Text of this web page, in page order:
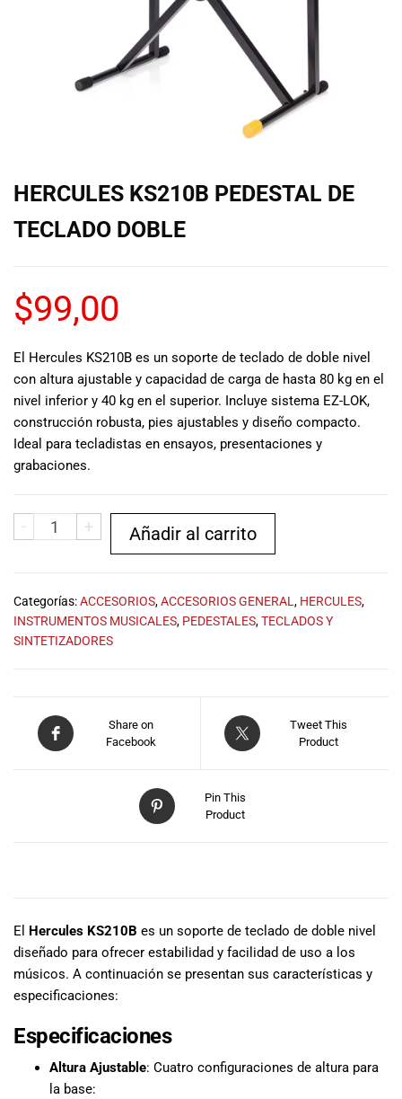
marcas del
mercado,
desde
guitarras, bajos
amplificadores,
También
contamos con
una selección
para satisfacer
todas las
necesidades
musicales.
Nuestro equipo
de expertos en
ayudarte a
encontrar el
instrumento o
audio
adecuado para
ofrecemos
promociones
especiales
o haz tu
compra en
línea a través
recibe tu
comodidad de
HERCULES KS210B PEDESTAL DE
TECLADO DOBLE
$99,00
El Hercules KS210B es un soporte de teclado de doble nivel
con altura ajustable y capacidad de carga de hasta 80 kg en el
nivel inferior y 40 kg en el superior. Incluye sistema EZ-LOK,
construcción robusta, pies ajustables y diseño compacto.
Ideal para tecladistas en ensayos, presentaciones y
grabaciones.
- + Añadir al carrito
Categorías:ACCESORIOS,ACCESORIOS GENERAL , HERCULES,
INSTRUMENTOS MUSICALES, PEDESTALES,TECLADOS Y
SINTETIZADORES
Share on
Facebook
Tweet This
Product
Pin This
Product
El Hercules KS210B es un soporte de teclado de doble nivel
diseñado para ofrecer estabilidad y facilidad de uso a los
músicos. A continuación se presentan sus características y
especificaciones:
Especificaciones
Altura Ajustable: Cuatro configuraciones de altura para
la base: